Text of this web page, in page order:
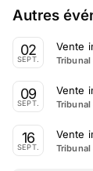
Autres
02
SEPT.
Vente
Tribunal
09
SEPT.
Vente
Tribunal
16
SEPT.
Vente
Tribunal